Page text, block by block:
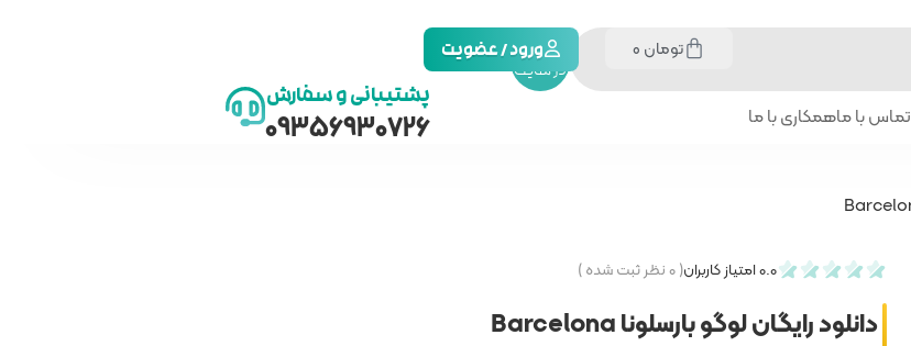
جستجو
در سایت
تومان ورود / عضویت
تماس با ماهمکاری با ما
پشتیبانی و سفارش
09356930726
0.0امتیاز کاربران(۰نظر ثبت شده )
دانلود رایگان لوگو بارسلونا Barcelona